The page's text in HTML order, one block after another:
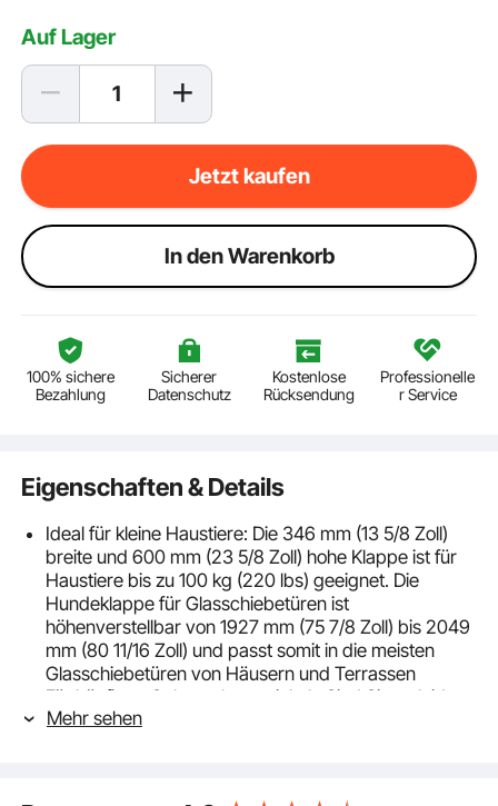
Auf Lager
Jetzt kaufen
ln den Warenkorb
100% sichere
Bezahlung
Sicherer
Datenschutz
Kostenlose
Rücksendung
Professionelle
r Service
Eigenschaften & Details
Ideal für kleine Haustiere: Die 346 mm (13 5/8 Zoll)
breite und 600 mm (23 5/8 Zoll) hohe Klappe ist für
Haustiere bis zu 100 kg (220 lbs) geeignet. Die
Hundeklappe für Glasschiebetüren ist
höhenverstellbar von 1927 mm (75 7/8 Zoll) bis 2049
mm (80 11/16 Zoll) und passt somit in die meisten
Glasschiebetüren von Häusern und Terrassen
Für häufigen Gebrauch entwickelt: Sind Sie es leid,
dass Ihre Haustierklappe für Glasschiebetüren
Mehr sehen